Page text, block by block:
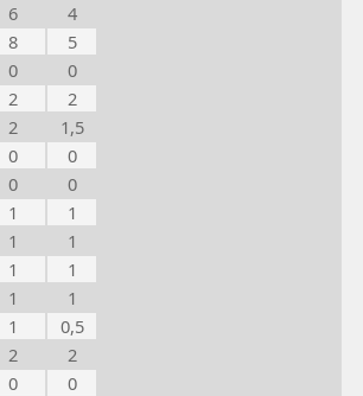
6
4
8
5
0
0
2
2
2
1,5
0
0
0
0
1
1
1
1
1
1
1
1
1
0,5
2
2
0
0